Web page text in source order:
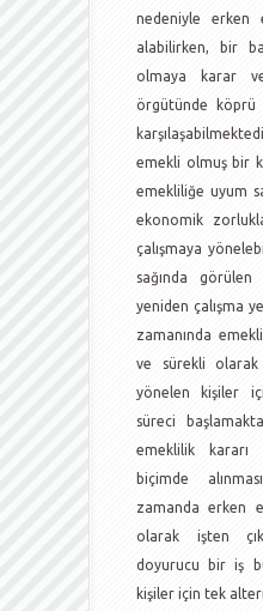
nedeniyle erken
alabilirken, bir
olmaya karar
örgütünde köprü
emekli olmuş bir
emekliliğe uyum
ekonomik
çalışmaya
sağında
yeniden çalışma
zamanında
ve sürekli olarak
yönelen kişiler
süreci
emeklilik
biçimde
zamanda erken
olarak işten
doyurucu bir iş
kişiler için tek